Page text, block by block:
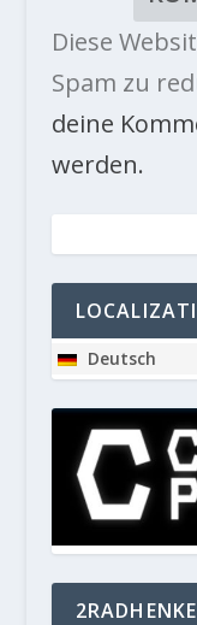
Diese
Spam zu
deine
werden.
Deutsch